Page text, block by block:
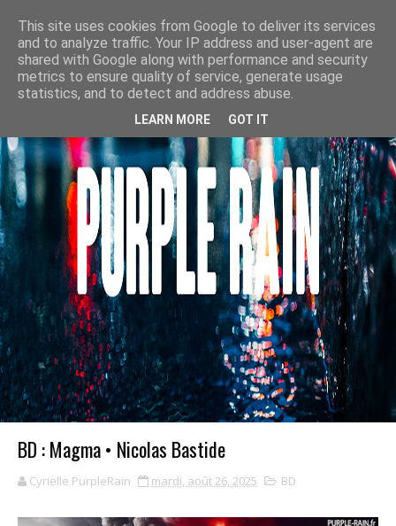
BD : Magma • Nicolas Bastide
Cyrielle PurpleRain mardi, août 26, 2025 BD
This site uses cookies from Google to deliver its services
and to analyze traffic. Your IP address and user-agent are
shared with Google along with performance and security
metrics to ensure quality of service, generate usage
statistics, and to detect and address abuse.
LEARN MORE GOT IT